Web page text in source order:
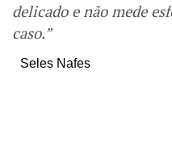
delicado e não mede
caso.”
Seles Nafes